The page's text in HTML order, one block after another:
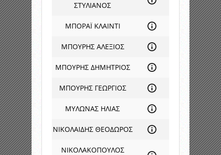
ΣΤΥΛΙΑΝΟΣ
ΜΠΟΡΑΪ ΚΛΑΙΝΤΙ
ΜΠΟΥΡΗΣ ΑΛΕΞΙΟΣ
ΜΠΟΥΡΗΣ ΔΗΜΗΤΡΙΟΣ
ΜΠΟΥΡΗΣ ΓΕΩΡΓΙΟΣ
ΜΥΛΩΝΑΣ ΗΛΙΑΣ
ΝΙΚΟΛΑΙΔΗΣ ΘΕΟΔΩΡΟΣ
ΝΙΚΟΛΑΚΟΠΟΥΛΟΣ